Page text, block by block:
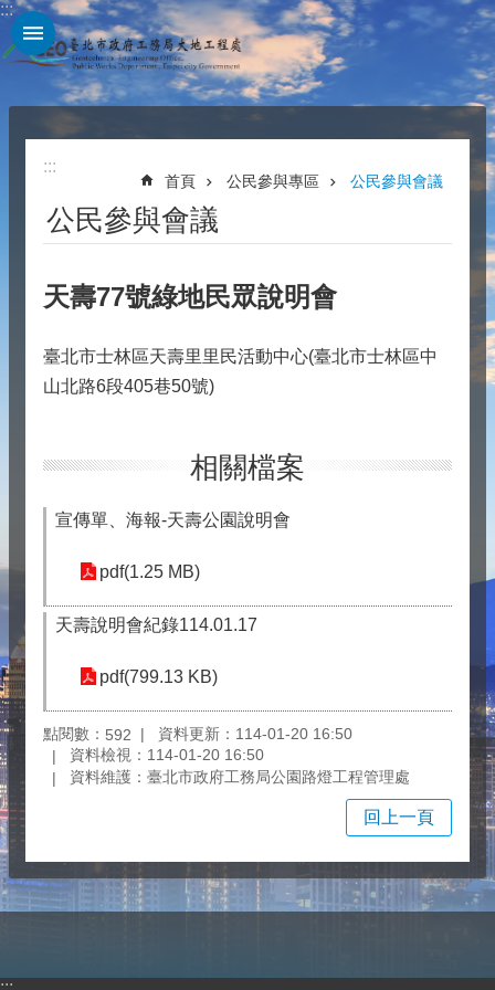
跳到主要內容區塊
:::
:::
首頁 公民參與專區 公民參與會議
公民參與會議
天壽77號綠地民眾說明會
臺北市士林區天壽里里民活動中心(臺北市士林區中
山北路6段405巷50號)
相關檔案
宣傳單、海報-天壽公園說明會
pdf(1.25 MB)
天壽說明會紀錄114.01.17
pdf(799.13 KB)
點閱數： 592
資料更新：114-01-20 16:50
資料檢視：114-01-20 16:50
資料維護：臺北市政府工務局公園路燈工程管理處
回上一頁